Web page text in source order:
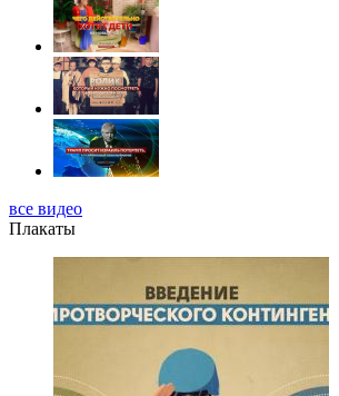
все видео
Плакаты